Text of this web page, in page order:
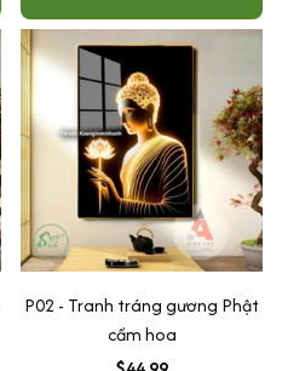
P02 - Tranh tráng gương Phật
cầm hoa